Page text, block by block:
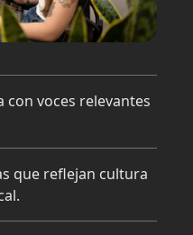
con voces relevantes
que reflejan cultura